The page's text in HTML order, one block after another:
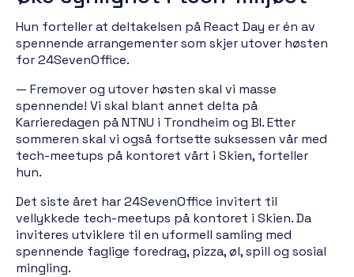
Hun forteller at deltakelsen på React Day er én av
spennende arrangementer som skjer utover høsten
for 24SevenOffice.
— Fremover og utover høsten skal vi masse
spennende! Vi skal blant annet delta på
Karrieredagen på NTNU i Trondheim og BI. Etter
sommeren skal vi også fortsette suksessen vår med
tech-meetups på kontoret vårt i Skien, forteller
hun.
Det siste året har 24SevenOffice invitert til
vellykkede tech-meetups på kontoret i Skien. Da
inviteres utviklere til en uformell samling med
spennende faglige foredrag, pizza, øl, spill og sosial
mingling.